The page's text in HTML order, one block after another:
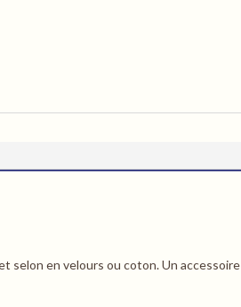
selon en velours ou coton. Un accessoire